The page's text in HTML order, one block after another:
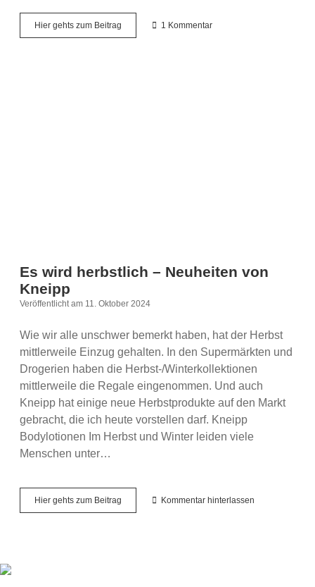
Hier gehts zum Beitrag Freitagsfüller
11.10.2024
1 Kommentar
Es wird herbstlich – Neuheiten von
Kneipp
Veröffentlicht am 11. Oktober 2024
Wie wir alle unschwer bemerkt haben, hat der Herbst
mittlerweile Einzug gehalten. In den Supermärkten und
Drogerien haben die Herbst-/Winterkollektionen
mittlerweile die Regale eingenommen. Und auch
Kneipp hat einige neue Herbstprodukte auf den Markt
gebracht, die ich heute vorstellen darf. Kneipp
Bodylotionen Im Herbst und Winter leiden viele
Menschen unter…
Hier gehts zum Beitrag
wird
Kommentar hinterlassen